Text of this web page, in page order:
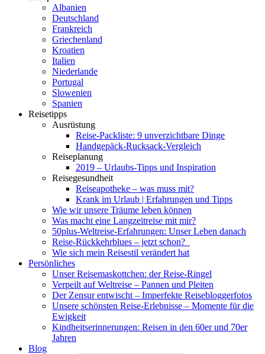
Albanien
Deutschland
Frankreich
Griechenland
Kroatien
Italien
Niederlande
Portugal
Slowenien
Spanien
Reisetipps
Ausrüstung
Reise-Packliste: 9 unverzichtbare Dinge
Handgepäck-Rucksack-Vergleich
Reiseplanung
2019 – Urlaubs-Tipps und Inspiration
Reisegesundheit
Reiseapotheke – was muss mit?
Krank im Urlaub | Erfahrungen und Tipps
Wie wir unsere Träume leben können
Was macht eine Langzeitreise mit mir?
50plus-Weltreise-Erfahrungen: Unser Leben danach
Reise-Rückkehrblues – jetzt schon?
Wie sich mein Reisestil verändert hat
Persönliches
Unser Reisemaskottchen: der Reise-Ringel
Verpeilt auf Weltreise – Pannen und Pleiten
Der Zensur entwischt – Imperfekte Reisebloggerfotos
Unsere schönsten Reise-Erlebnisse – Momente für die
Ewigkeit
Kindheitserinnerungen: Reisen in den 60er und 70er
Jahren
Blog